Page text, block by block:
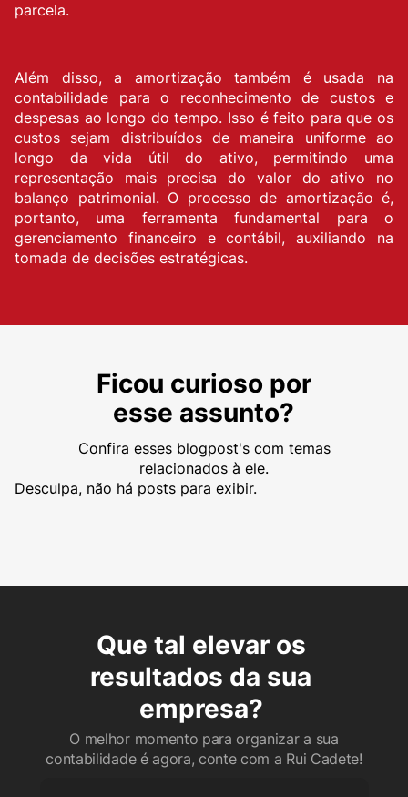
parcela.
Além disso, a amortização também é usada na
contabilidade para o reconhecimento de custos e
despesas ao longo do tempo. Isso é feito para que os
custos sejam distribuídos de maneira uniforme ao
longo da vida útil do ativo, permitindo uma
representação mais precisa do valor do ativo no
balanço patrimonial. O processo de amortização é,
portanto, uma ferramenta fundamental para o
gerenciamento financeiro e contábil, auxiliando na
tomada de decisões estratégicas.
Ficou curioso por
esse assunto?
Confira esses blogpost's com temas
relacionados à ele.
Desculpa, não há posts para exibir.
Que tal elevar os
resultados da sua
empresa?
O melhor momento para organizar a sua
contabilidade é agora, conte com a Rui Cadete!